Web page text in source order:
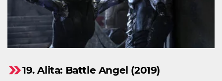
19. Alita: Battle Angel (2019)